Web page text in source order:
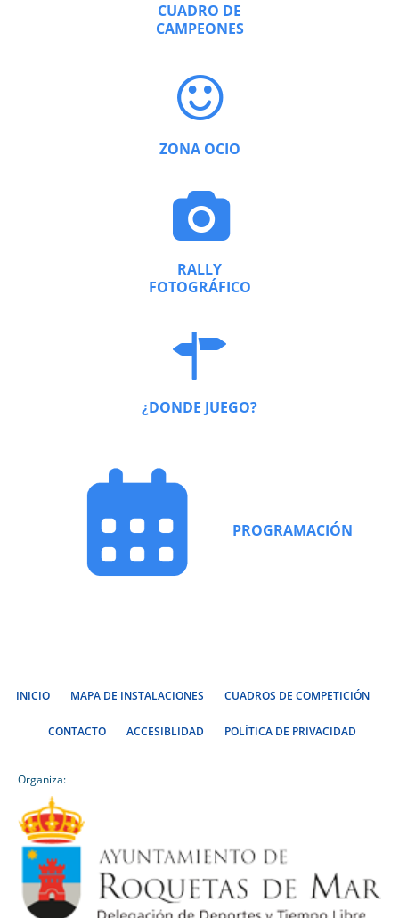
CUADRO DE
CAMPEONES
ZONA OCIO
RALLY
FOTOGRÁFICO
¿DONDE JUEGO?
PROGRAMACIÓN
INICIO MAPA DE INSTALACIONES CUADROS DE COMPETICIÓN
CONTACTO ACCESIBLIDAD POLÍTICA DE PRIVACIDAD
Organiza: